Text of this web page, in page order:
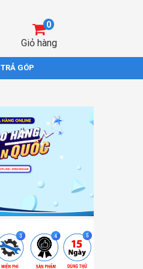
Giỏ hàng
0
TRẢ GÓP